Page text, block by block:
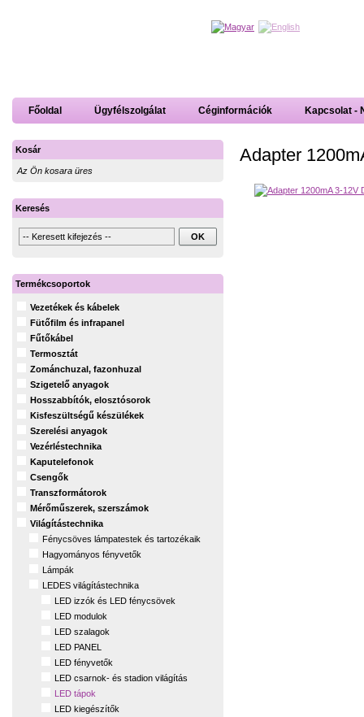
Főoldal Ügyfélszolgálat Céginformációk Kapcsolat -
Adapter
Kosár
Az Ön kosara üres
Keresés
Termékcsoportok
Vezetékek és kábelek
Fütőfilm és infrapanel
Fűtőkábel
Termosztát
Zománchuzal, fazonhuzal
Szigetelő anyagok
Hosszabbítók, elosztósorok
Kisfeszültségű készülékek
Szerelési anyagok
Vezérléstechnika
Kaputelefonok
Csengők
Transzformátorok
Mérőműszerek, szerszámok
Világítástechnika
Fénycsöves lámpatestek és tartozékaik
Hagyományos fényvetők
Lámpák
LEDES világítástechnika
LED izzók és LED fénycsövek
LED modulok
LED szalagok
LED PANEL
LED fényvetők
LED csarnok- és stadion világítás
LED tápok
LED kiegészítők